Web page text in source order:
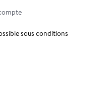
sous conditions